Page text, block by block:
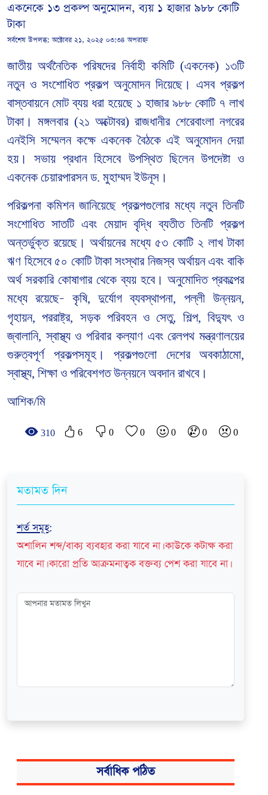
একনেকে ১৩ প্রকল্প অনুমোদন, ব্যয় ১ হাজার ৯৮৮ কোটি
টাকা
সর্বশেষ উপলব্ধ:অক্টোবর ২১, ২০২৫ ০৩:৩৪ অপরাহ্ন
জাতীয় অর্থনৈতিক পরিষদের নির্বাহী কমিটি (একনেক) ১৩টি
নতুন ও সংশোধিত প্রকল্প অনুমোদন দিয়েছে। এসব প্রকল্প
বাস্তবায়নে মোট ব্যয় ধরা হয়েছে ১ হাজার ৯৮৮ কোটি ৭ লাখ
টাকা।মঙ্গলবার (২১ অক্টোবর) রাজধানীর শেরেবাংলা নগরের
এনইসি সম্মেলন কক্ষে একনেক বৈঠকে এই অনুমোদন দেয়া
হয়। সভায় প্রধান হিসেবে উপস্থিত ছিলেন উপদেষ্টা ও
একনেক চেয়ারপারসন ড. মুহাম্মদ ইউনূস।
পরিকল্পনা কমিশন জানিয়েছে প্রকল্পগুলোর মধ্যে নতুন তিনটি
সংশোধিত সাতটি এবং মেয়াদ বৃদ্ধি ব্যতীত তিনটি প্রকল্প
অন্তর্ভুক্ত রয়েছে। অর্থায়নের মধ্যে ৫৩ কোটি ২ লাখ টাকা
ঋণ হিসেবে ৫০ কোটি টাকা সংস্থার নিজস্ব অর্থায়ন এবং বাকি
অর্থ সরকারি কোষাগার থেকে ব্যয় হবে। অনুমোদিত প্রকল্পের
মধ্যে রয়েছে– কৃষি, দুর্যোগ ব্যবস্থাপনা, পল্লী উন্নয়ন,
গৃহায়ন, পররাষ্ট্র, সড়ক পরিবহন ও সেতু, শিল্প, বিদ্যুৎ ও
জ্বালানি, স্বাস্থ্য ও পরিবার কল্যাণ এবং রেলপথ মন্ত্রণালয়ের
গুরুত্বপূর্ণ প্রকল্পসমূহ। প্রকল্পগুলো দেশের অবকাঠামো,
স্বাস্থ্য, শিক্ষা ও পরিবেশগত উন্নয়নে অবদান রাখবে।
আশিক/মি
310 6 0 0 0 0 0
মতামত দিন
শর্ত সমূহ:
অশালিন শব্দ/বাক্য ব্যবহার করা যাবে না। কাউকে কটাক্ষ করা
যাবে না। কারো প্রতি আক্রমনাত্বক বক্তব্য পেশ করা যাবে না।
সর্বাধিক পঠিত